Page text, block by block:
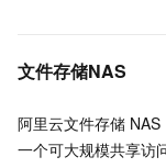
创建NAS分布式文件系
文件存储NAS
阿里云文件存储
一个可大规模共享访